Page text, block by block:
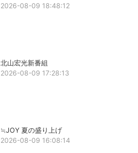
2026-08-09 18:48:12
北山宏光新番組
2026-08-09 17:28:13
≒JOY 夏の盛り上げ
2026-08-09 16:08:14